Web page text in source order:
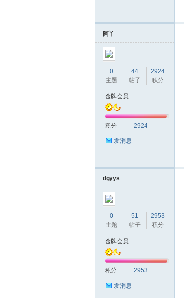
阿丫
0
主题
44
帖子
2924
积分
金牌会员
积分 2924
发消息
dgyys
0
主题
51
帖子
2953
积分
金牌会员
积分 2953
发消息